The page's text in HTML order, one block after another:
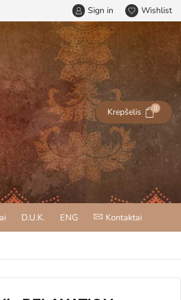
Sign in Wishlist
Krepšelis 0
D.U.K. ENG Kontaktai